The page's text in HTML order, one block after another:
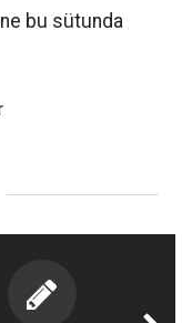
bu sütunda